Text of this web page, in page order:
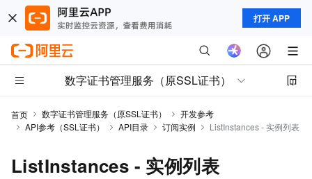
打开 APP
数字证书管理服务（原SSL证书）
首页 数字证书管理服务（原SSL证书）
开发参考
API参考（SSL证书）
API目录 订阅实例 ListInstances - 实例列表
ListInstances - 实例列表